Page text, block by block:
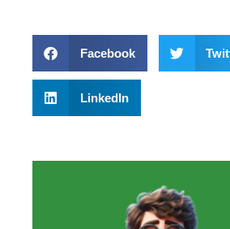
Michele Sciabarrà, CTO della
Per esempio nel 1996 ha scritto il
articolo su Java, sulla storica